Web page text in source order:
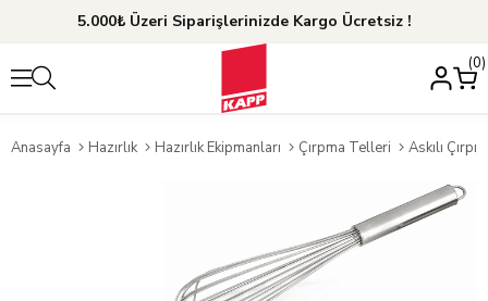
5.000₺ Üzeri Siparişlerinizde Kargo Ücretsiz !
0
Anasayfa Hazırlık Hazırlık Ekipmanları Çırpma Telleri Askılı